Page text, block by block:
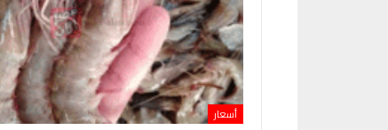
أسعار